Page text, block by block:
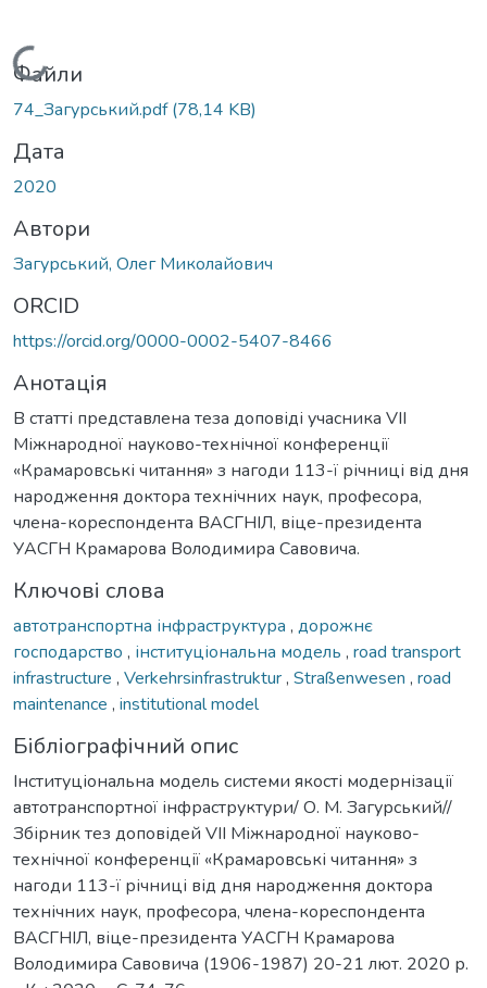
Вантажиться...
Файли
74_Загурський.pdf(78,14 KB)
Дата
2020
Автори
Загурський, Олег Миколайович
ORCID
https://orcid.org/0000-0002-5407-8466
Анотація
В статті представлена теза доповіді учасника VIІ
Міжнародної науково-технічної конференції
«Крамаровські читання» з нагоди 113-ї річниці від дня
народження доктора технічних наук, професора,
члена-кореспондента ВАСГНІЛ, віце-президента
УАСГН Крамарова Володимира Савовича.
Ключові слова
автотранспортна інфраструктура , дорожнє
господарство , інституціональна модель , road transport
infrastructure , Verkehrsinfrastruktur, Straßenwesen , road
maintenance , institutional model
Бібліографічний опис
Інституціональна модель системи якості модернізації
автотранспортної інфраструктури/ О. М. Загурський//
Збірник тез доповідей VIІ Міжнародної науково-
технічної конференції «Крамаровські читання» з
нагоди 113-ї річниці від дня народження доктора
технічних наук, професора, члена-кореспондента
ВАСГНІЛ, віце-президента УАСГН Крамарова
Володимира Савовича (1906-1987) 20-21 лют. 2020 р.